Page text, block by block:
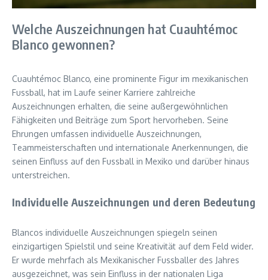
Welche Auszeichnungen hat Cuauhtémoc
Blanco gewonnen?
Cuauhtémoc Blanco, eine prominente Figur im mexikanischen
Fussball, hat im Laufe seiner Karriere zahlreiche
Auszeichnungen erhalten, die seine außergewöhnlichen
Fähigkeiten und Beiträge zum Sport hervorheben. Seine
Ehrungen umfassen individuelle Auszeichnungen,
Teammeisterschaften und internationale Anerkennungen, die
seinen Einfluss auf den Fussball in Mexiko und darüber hinaus
unterstreichen.
Individuelle Auszeichnungen und deren Bedeutung
Blancos individuelle Auszeichnungen spiegeln seinen
einzigartigen Spielstil und seine Kreativität auf dem Feld wider.
Er wurde mehrfach als Mexikanischer Fussballer des Jahres
ausgezeichnet, was sein Einfluss in der nationalen Liga